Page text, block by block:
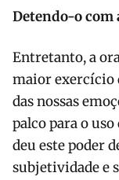
Detendo-o com
Entretanto, a
maior exercício
das nossas
palco para o
deu este poder
subjetividade e